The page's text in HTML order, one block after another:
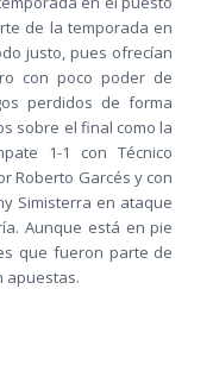
de la temporada en
justo, pues ofrecían
con poco poder de
perdidos de forma
sobre el final como la
1-1 con Técnico
Roberto Garcés y con
Simisterra en ataque
Aunque está en pie
que fueron parte de
apuestas.